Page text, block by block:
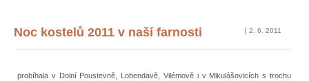
Noc kostelů 2011 v naší farnosti 2. 6. 2011
probíhala v Dolní Poustevně, Lobendavě, Vilémově i v Mikulášovicích s trochu